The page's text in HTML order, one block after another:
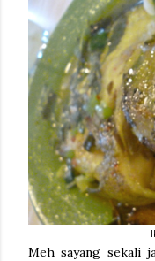
Meh sayang sekali